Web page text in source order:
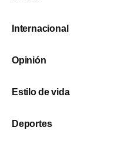
Internacional
Opinión
Estilo de vida
Deportes